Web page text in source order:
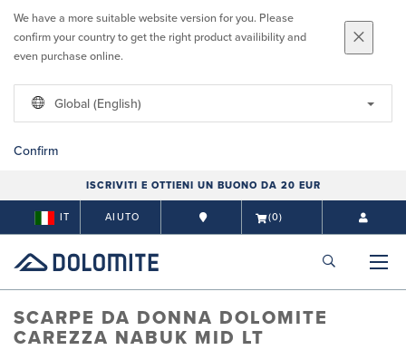
We have a more suitable website version for you. Please
confirm your country to get the right product availibility and
even purchase online.
Global (English)
Confirm
ISCRIVITI E OTTIENI UN BUONO DA 20 EUR
IT AIUTO (0)
SCARPE DA DONNA DOLOMITE
CAREZZA NABUK MID LT